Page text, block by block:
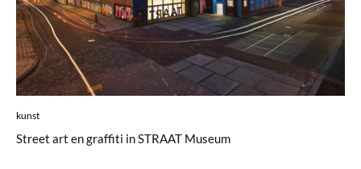
kunst
Street art en graffiti in STRAAT Museum